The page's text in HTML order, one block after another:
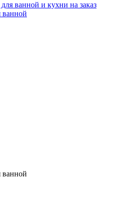
ванной и кухни на заказ